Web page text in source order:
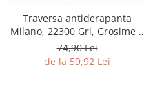
Traversa antiderapanta
Milano, 22300 Gri, Grosime 4
mm
74,90 Lei
de la 59,92 Lei